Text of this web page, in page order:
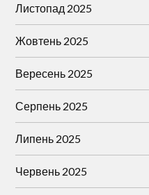
Листопад 2025
Жовтень 2025
Вересень 2025
Серпень 2025
Липень 2025
Червень 2025